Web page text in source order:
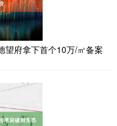
望府拿下首个10万/㎡备案